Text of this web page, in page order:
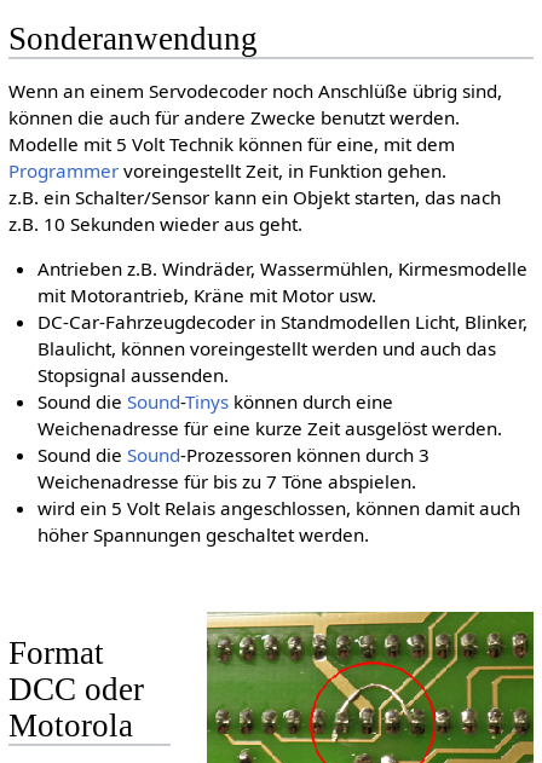
Sonderanwendung
Wenn an einem Servodecoder noch Anschlüße übrig sind,
können die auch für andere Zwecke benutzt werden.
Modelle mit 5 Volt Technik können für eine, mit dem
Programmervoreingestellt Zeit, in Funktion gehen.
z.B. ein Schalter/Sensor kann ein Objekt starten, das nach
z.B. 10 Sekunden wieder aus geht.
Antrieben z.B. Windräder, Wassermühlen, Kirmesmodelle
mit Motorantrieb, Kräne mit Motor usw.
DC-Car-Fahrzeugdecoder in Standmodellen Licht, Blinker,
Blaulicht, können voreingestellt werden und auch das
Stopsignal aussenden.
Sound dieSound-Tinys können durch eine
Weichenadresse für eine kurze Zeit ausgelöst werden.
Sound dieSound-Prozessoren können durch 3
Weichenadresse für bis zu 7 Töne abspielen.
wird ein 5 Volt Relais angeschlossen, können damit auch
höher Spannungen geschaltet werden.
Format
DCC oder
Motorola